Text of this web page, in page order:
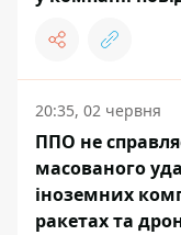
20:35, 02 червня
ППО не
масованого
іноземних
ракетах та